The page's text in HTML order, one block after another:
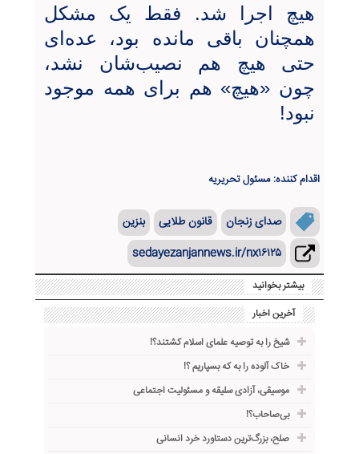
هیچ اجرا شد. فقط یک مشکل
همچنان باقی مانده بود، عده‌ای
حتی هیچ هم نصیب‌شان نشد،
چون «هیچ» هم برای همه موجود
نبود!
اقدام کننده: مسئول تحریریه
صدای زنجان قانون طلایی
بنزین
sedayezanjannews.ir/nx۱۶۱۲۵
بیشتر بخوانید
آخرین اخبار
شیخ را به توصیه علمای اسلام کشتند؟!
خاک آلوده را به که بسپاریم ؟!
موسیقی، آزادی سلیقه و مسئولیت اجتماعی
بی‌صاحاب؟!
صلح، بزرگ‌ترین دستاورد خرد انسانی